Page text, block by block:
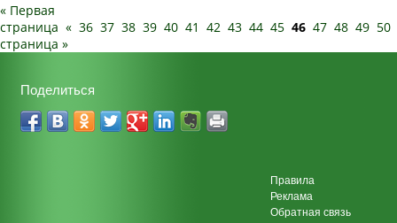
« Первая
страница « 36 37 38 39 40 41 42 43 44 45 46 47 48 49 50
страница »
Поделиться
Правила
Реклама
Обратная связь